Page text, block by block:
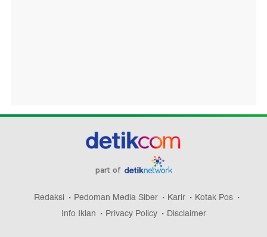
part of
Redaksi Pedoman Media Siber Karir
Kotak Pos
Info Iklan
Privacy Policy Disclaimer